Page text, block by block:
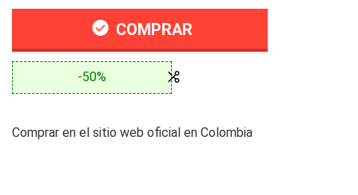
COMPRAR
-50%
Comprar en el sitio web oficial en Colombia